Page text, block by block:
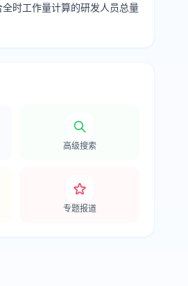
时工作量计算的研发人员总量
高级搜索
专题报道